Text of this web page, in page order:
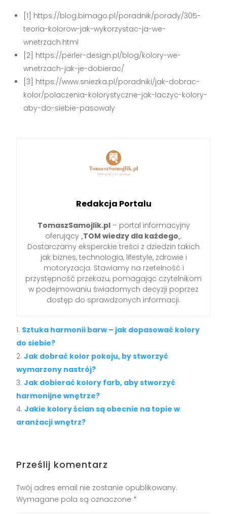
[1] https://blog.bimago.pl/poradnik/porady/305-
teoria-kolorow-jak-wykorzystac-ja-we-
wnetrzach.html
[2] https://perler-design.pl/blog/kolory-we-
wnetrzach-jak-je-dobierac/
[3] https://www.sniezka.pl/poradniki/jak-dobrac-
kolor/polaczenia-kolorystyczne-jak-laczyc-kolory-
aby-do-siebie-pasowaly
Redakcja Portalu
TomaszSamojlik.pl– portal informacyjny
oferujący „TOM wiedzy dla każdego„.
Dostarczamy eksperckie treści z dziedzin takich
jak biznes, technologia, lifestyle, zdrowie i
motoryzacja. Stawiamy na rzetelność i
przystępność przekazu, pomagając czytelnikom
w podejmowaniu świadomych decyzji poprzez
dostęp do sprawdzonych informacji.
Sztuka harmonii barw – jak dopasować kolory
do siebie?
Jak dobrać kolor pokoju, by stworzyć
wymarzony nastrój?
Jak dobierać kolory farb, aby stworzyć
harmonijne wnętrze?
Jakie kolory ścian są obecnie na topie w
aranżacji wnętrz?
Prześlij komentarz
Twój adres email nie zostanie opublikowany.
Wymagane pola są oznaczone *